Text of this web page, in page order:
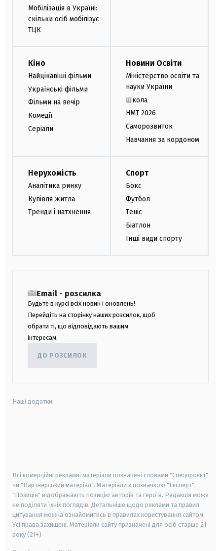
Мобілізація в Україні:
скільки осіб мобілізує
ТЦК
Кіно
Найцікавіші фільми
Українські фільми
Фільми на вечір
Комедії
Серіали
Новини Освіти
Міністерство освіти та
науки України
Школа
НМТ 2026
Саморозвиток
Навчання за кордоном
Нерухомість
Аналітика ринку
Купівля житла
Тренди і натхнення
Спорт
Бокс
Футбол
Теніс
Біатлон
Інші види спорту
Email - розсилка
Будьте в курсі всіх новин і оновлень!
Перейдіть на сторінку наших розсилок, щоб
обрати ті, що відповідають вашим
інтересам.
ДО РОЗСИЛОК
Наші додатки:
Всі комерційні рекламні матеріали позначені словами "Спецпроєкт"
чи "Партнерський матеріал". Матеріали з позначкою "Експерт",
"Позиція" відображають позицію авторів та героїв. Редакція може
не поділяти їхніх поглядів. Детальніше щодо реклами та правил
цитування можна ознайомитись в правилах користування сайтом.
Усі права захищені. Матеріали сайту призначені для осіб старше 21
року (21+)